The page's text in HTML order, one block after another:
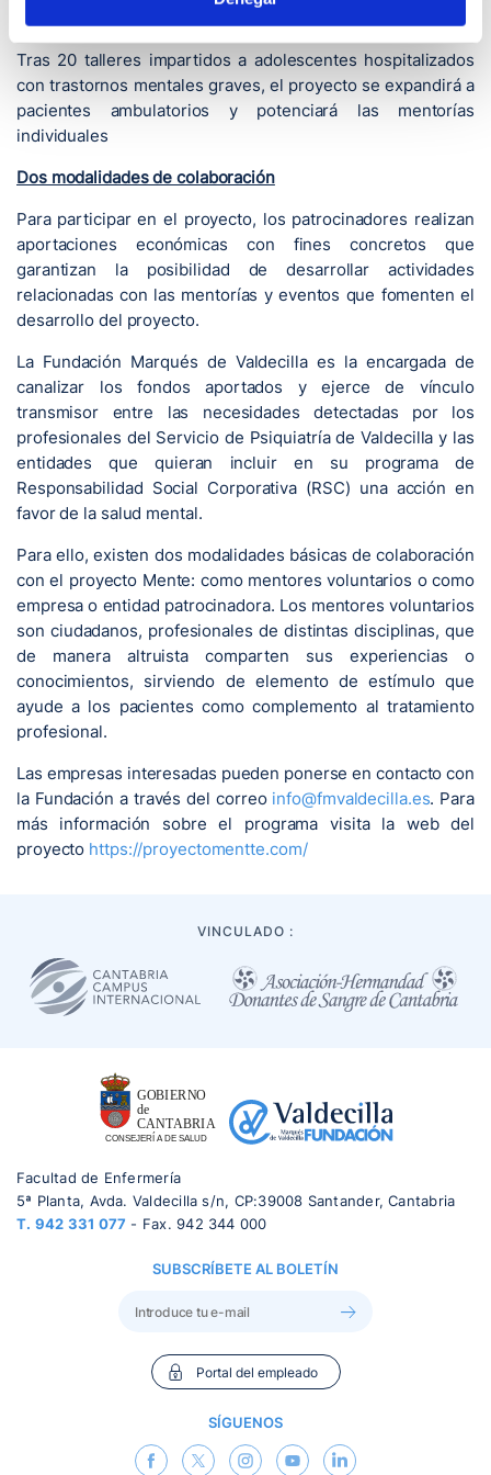
talento y creatividad en el área que sea de su interés.
Tras 20 talleres impartidos a adolescentes hospitalizados
con trastornos mentales graves, el proyecto se expandirá a
pacientes ambulatorios y potenciará las mentorías
individuales
Dos modalidades de colaboración
Para participar en el proyecto, los patrocinadores realizan
aportaciones económicas con fines concretos que
garantizan la posibilidad de desarrollar actividades
relacionadas con las mentorías y eventos que fomenten el
desarrollo del proyecto.
La Fundación Marqués de Valdecilla es la encargada de
canalizar los fondos aportados y ejerce de vínculo
transmisor entre las necesidades detectadas por los
profesionales del Servicio de Psiquiatría de Valdecilla y las
entidades que quieran incluir en su programa de
Responsabilidad Social Corporativa (RSC) una acción en
favor de la salud mental.
Para ello, existen dos modalidades básicas de colaboración
con el proyecto Mente: como mentores voluntarios o como
empresa o entidad patrocinadora. Los mentores voluntarios
son ciudadanos, profesionales de distintas disciplinas, que
de manera altruista comparten sus experiencias o
conocimientos, sirviendo de elemento de estímulo que
ayude a los pacientes como complemento al tratamiento
profesional.
Las empresas interesadas pueden ponerse en contacto con
la Fundación a través del correo info@fmvaldecilla.es. Para
más información sobre el programa visita la web del
proyecto https://proyectomentte.com/
VINCULADO :
Facultad de Enfermería
5ª Planta, Avda. Valdecilla s/n, CP:39008 Santander, Cantabria
T. 942 331 077 - Fax. 942 344 000
Portal del empleado
SÍGUENOS
SUBSCRÍBETE AL BOLETÍN